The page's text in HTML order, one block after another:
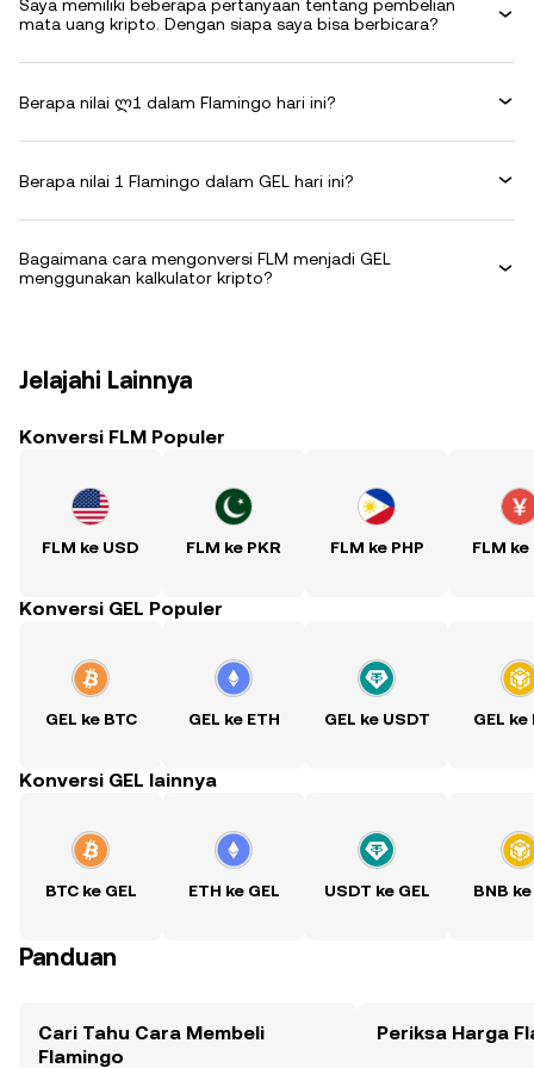
Saya memiliki beberapa pertanyaan tentang pembelian
mata uang kripto. Dengan siapa saya bisa berbicara?
Berapa nilai ლ1 dalam Flamingo hari ini?
Berapa nilai 1 Flamingo dalam GEL hari ini?
Bagaimana cara mengonversi FLM menjadi GEL
menggunakan kalkulator kripto?
Jelajahi Lainnya
Konversi FLM Populer
FLM ke USD FLM ke PKR FLM ke PHP FLM ke
Konversi GEL Populer
GEL ke BTC GEL ke ETH GEL ke USDT GEL ke
Konversi GEL lainnya
BTC ke GEL ETH ke GEL USDT ke GEL BNB ke
Panduan
Cari Tahu Cara Membeli
Flamingo
Periksa Harga